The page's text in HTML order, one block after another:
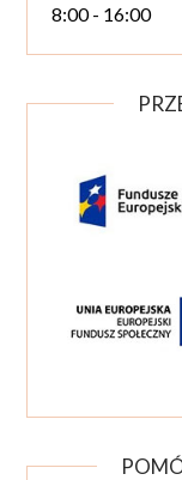
8:00 - 16:00